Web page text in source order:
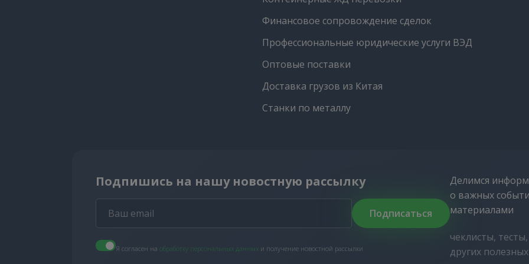
Финансовое сопровождение сделок
Профессиональные юридические услуги ВЭД
Оптовые поставки
Доставка грузов из Китая
Станки по металлу
Подпишись на нашу новостную рассылку
Подписаться
Я согласен на обработку персональных данных и получение новостной рассылки
Делимся
о важных
материалами
чеклисты,
других